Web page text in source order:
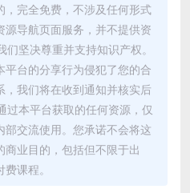
，完全免费，不涉及任何形式
导航页面服务，并不提供资
坚决尊重并支持知识产权。
台的分享行为侵犯了您的合
我们将在收到通知并核实后
过本平台获取的任何资源，仅
交流使用。您承诺不会将这
业目的，包括但不限于出
课程。